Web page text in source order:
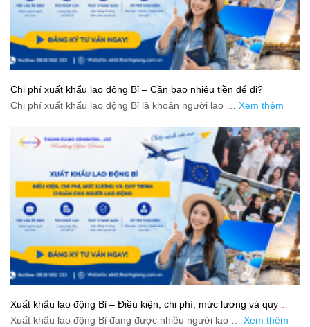
Chi phí xuất khẩu lao động Bỉ – Cần bao nhiêu tiền để đi?
Chi phí xuất khẩu lao động Bỉ là khoản người lao … Xem thêm
Xuất khẩu lao động Bỉ – Điều kiện, chi phí, mức lương và quy
trình chuẩn cho người lao động
Xuất khẩu lao động Bỉ đang được nhiều người lao … Xem thêm